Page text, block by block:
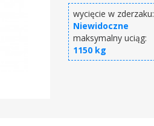
wycięcie w zderzaku:
Niewidoczne
maksymalny uciąg:
1150 kg